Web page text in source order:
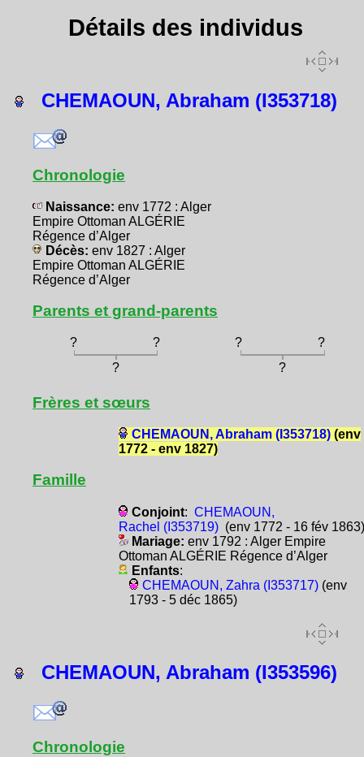
Détails des individus
CHEMAOUN, Abraham (I353718)
Chronologie
Naissance: env 1772 : Alger
Empire Ottoman ALGÉRIE
Régence d’Alger
Décès: env 1827 : Alger
Empire Ottoman ALGÉRIE
Régence d’Alger
Parents et grand-parents
? ? ?
?
?
?
Frères et sœurs
CHEMAOUN, Abraham (I353718)(env
1772 - env 1827)
Famille
Conjoint: CHEMAOUN,
Rachel (I353719)(env 1772 - 16 fév 1863)
Mariage: env 1792 : Alger Empire
Ottoman ALGÉRIE Régence d’Alger
Enfants:
CHEMAOUN, Zahra (I353717)(env
1793 - 5 déc 1865)
CHEMAOUN, Abraham (I353596)
Chronologie